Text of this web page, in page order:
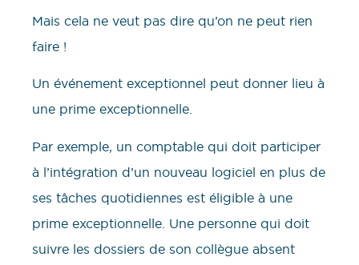
Mais cela ne veut pas dire qu’on ne peut rien
faire !
Un événement exceptionnel peut donner lieu à
une prime exceptionnelle.
Par exemple, un comptable qui doit participer
à l’intégration d’un nouveau logiciel en plus de
ses tâches quotidiennes est éligible à une
prime exceptionnelle. Une personne qui doit
suivre les dossiers de son collègue absent